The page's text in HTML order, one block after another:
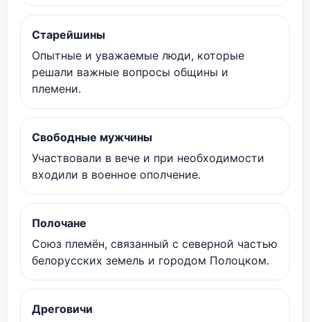
Старейшины
Опытные и уважаемые люди, которые
решали важные вопросы общины и
племени.
Свободные мужчины
Участвовали в вече и при необходимости
входили в военное ополчение.
Полочане
Союз племён, связанный с северной частью
белорусских земель и городом Полоцком.
Дреговичи